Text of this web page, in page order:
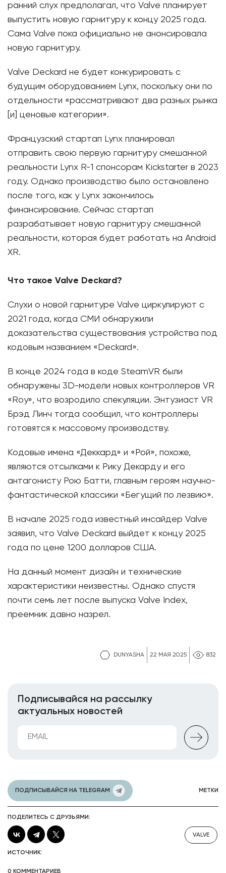
DUNYASHA 22 МАЯ 2025 832
ранний слух предполагал, что Valve планирует
выпустить новую гарнитуру к концу 2025 года.
Сама Valve пока официально не анонсировала
новую гарнитуру.
Valve Deckard не будет конкурировать с
будущим оборудованием Lynx, поскольку они по
отдельности «рассматривают два разных рынка
[и] ценовые категории».
Французский стартап Lynx планировал
отправить свою первую гарнитуру смешанной
реальности Lynx R-1 спонсорам Kickstarter в 2023
году. Однако производство было остановлено
после того, как у Lynx закончилось
финансирование. Сейчас стартап
разрабатывает новую гарнитуру смешанной
реальности, которая будет работать на Android
XR.
Что такое Valve Deckard?
Слухи о новой гарнитуре Valve циркулируют с
2021 года, когда СМИ обнаружили
доказательства существования устройства под
кодовым названием «Deckard».
В конце 2024 года в коде SteamVR были
обнаружены 3D-модели новых контроллеров VR
«Roy», что возродило спекуляции. Энтузиаст VR
Брэд Линч тогда сообщил, что контроллеры
готовятся к массовому производству.
Кодовые имена «Деккард» и «Рой», похоже,
являются отсылками к Рику Декарду и его
антагонисту Рою Батти, главным героям научно-
фантастической классики «Бегущий по лезвию».
В начале 2025 года известный инсайдер Valve
заявил, что Valve Deckard выйдет к концу 2025
года по цене 1200 долларов США.
На данный момент дизайн и технические
характеристики неизвестны. Однако спустя
почти семь лет после выпуска Valve Index,
преемник давно назрел.
Подписывайся на рассылку
актуальных новостей
ПОДПИСЫВАЙСЯ НА TELEGRAM МЕТКИ
ПОДЕЛИТЕСЬ С ДРУЗЬЯМИ:
VALVE
ИСТОЧНИК:
0 КОММЕНТАРИЕВ